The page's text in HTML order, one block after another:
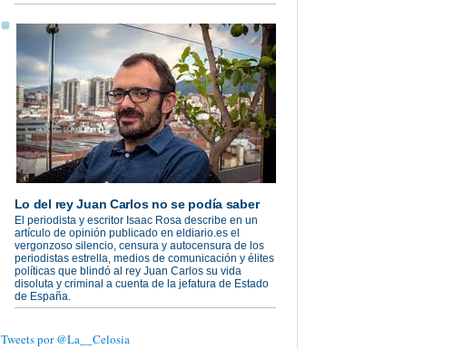
Lo del rey Juan Carlos no se podía saber
El periodista y escritor Isaac Rosa describe en un
artículo de opinión publicado en eldiario.es el
vergonzoso silencio, censura y autocensura de los
periodistas estrella, medios de comunicación y élites
políticas que blindó al rey Juan Carlos su vida
disoluta y criminal a cuenta de la jefatura de Estado
de España.
Tweets por @La__Celosia